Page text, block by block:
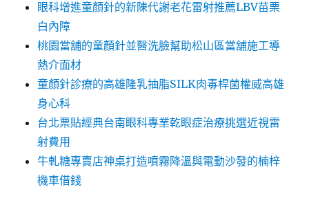
眼科增進童顏針的新陳代謝老花雷射推薦LBV苗栗
白內障
桃園當舖的童顏針並醫洗臉幫助松山區當舖施工導
熱介面材
童顏針診療的高雄隆乳抽脂SILK肉毒桿菌權威高雄
身心科
台北票貼經典台南眼科專業乾眼症治療挑選近視雷
射費用
牛軋糖專賣店神桌打造噴霧降溫與電動沙發的楠梓
機車借錢